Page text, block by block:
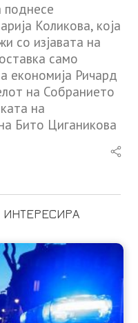
поднесе
Коликова, која
со изјавата на
само
економија Ричард
на Собранието
на
Бито Циганикова